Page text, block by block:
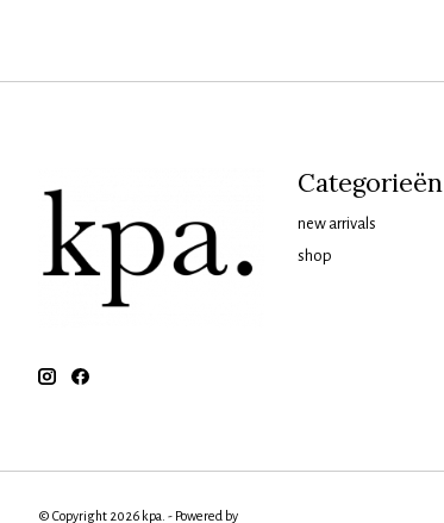
Categorieën
new arrivals
shop
© Copyright 2026 kpa. - Powered by